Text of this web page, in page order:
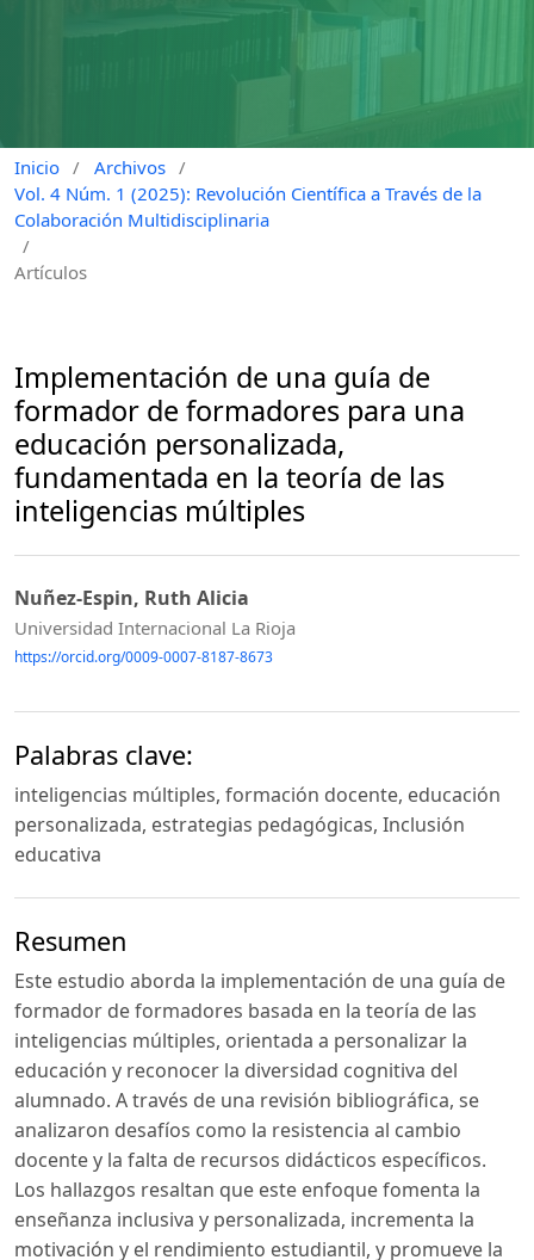
Inicio / Archivos /
Vol. 4 Núm. 1 (2025): Revolución Científica a Través de la
Colaboración Multidisciplinaria
/
Artículos
Implementación de una guía de
formador de formadores para una
educación personalizada,
fundamentada en la teoría de las
inteligencias múltiples
Nuñez-Espin, Ruth Alicia
Universidad Internacional La Rioja
https://orcid.org/0009-0007-8187-8673
Palabras clave:
inteligencias múltiples, formación docente, educación
personalizada, estrategias pedagógicas, Inclusión
educativa
Resumen
Este estudio aborda la implementación de una guía de
formador de formadores basada en la teoría de las
inteligencias múltiples, orientada a personalizar la
educación y reconocer la diversidad cognitiva del
alumnado. A través de una revisión bibliográfica, se
analizaron desafíos como la resistencia al cambio
docente y la falta de recursos didácticos específicos.
Los hallazgos resaltan que este enfoque fomenta la
enseñanza inclusiva y personalizada, incrementa la
motivación y el rendimiento estudiantil, y promueve la